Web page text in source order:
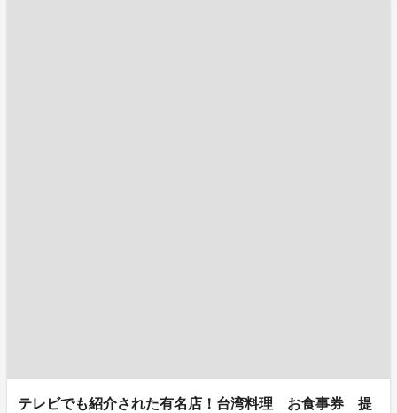
テレビでも紹介された有名店！台湾料理 お食事券 提